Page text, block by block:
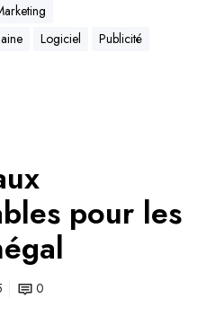
Logiciel
Publicité
pour les
0